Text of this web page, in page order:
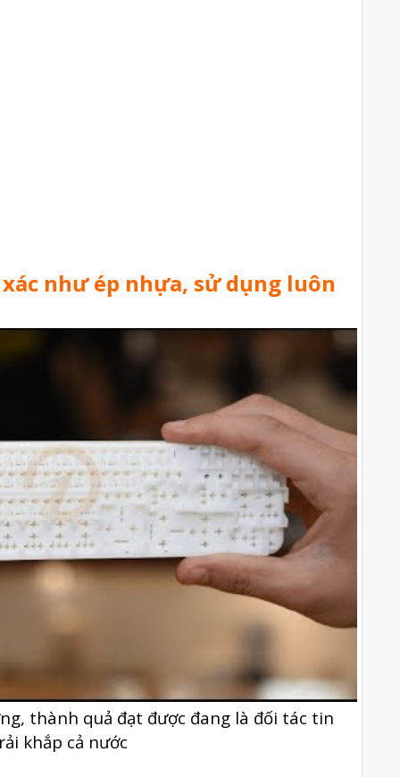
như ép nhựa, sử dụng luôn
thành quả đạt được đang là đối tác tin
khắp cả nước